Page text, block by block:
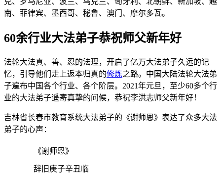
南、菲律宾、墨西哥、秘鲁、澳门、摩尔多瓦。
60余行业大法弟子恭祝师父新年好
法轮大法真、善、忍的法理，开启了亿万大法弟子久远的记
忆，引导他们走上返本归真的修炼之路。中国大陆法轮大法弟
子遍布中国各个行业、各个阶层。2021年元旦，至少60多个行
业的大法弟子遥寄真挚的问候，恭祝李洪志师父新年好！
吉林省长春市教育系统大法弟子的《谢师恩》表达了众多大法
弟子的心声：
《谢师恩》
辞旧庚子辛丑临